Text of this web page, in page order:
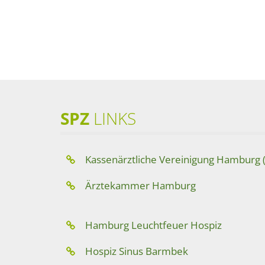
SPZ LINKS
Kassenärztliche Vereinigung Hamburg
Ärztekammer Hamburg
Hamburg Leuchtfeuer Hospiz
Hospiz Sinus Barmbek